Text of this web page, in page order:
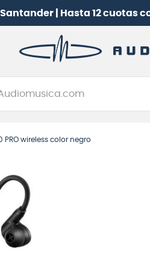
| Hasta 12 cuotas
PRO wireless color negro